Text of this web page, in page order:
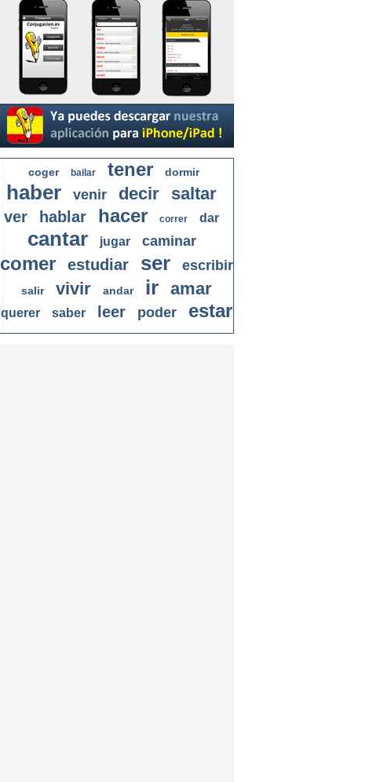
coger bailar tener dormir
haber venir decir saltar
ver hablar hacer correr dar
cantar jugar caminar
comer estudiar ser escribir
salir vivir andar ir amar
querer saber leer poder estar